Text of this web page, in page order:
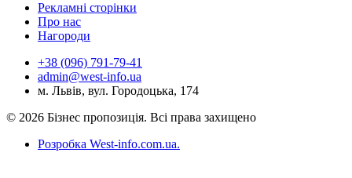
Рекламні сторінки
Про нас
Нагороди
+38 (096) 791-79-41
admin@west-info.ua
м. Львів, вул. Городоцька, 174
© 2026 Бізнес пропозиція. Всі права захищено
Розробка West-info.com.ua.